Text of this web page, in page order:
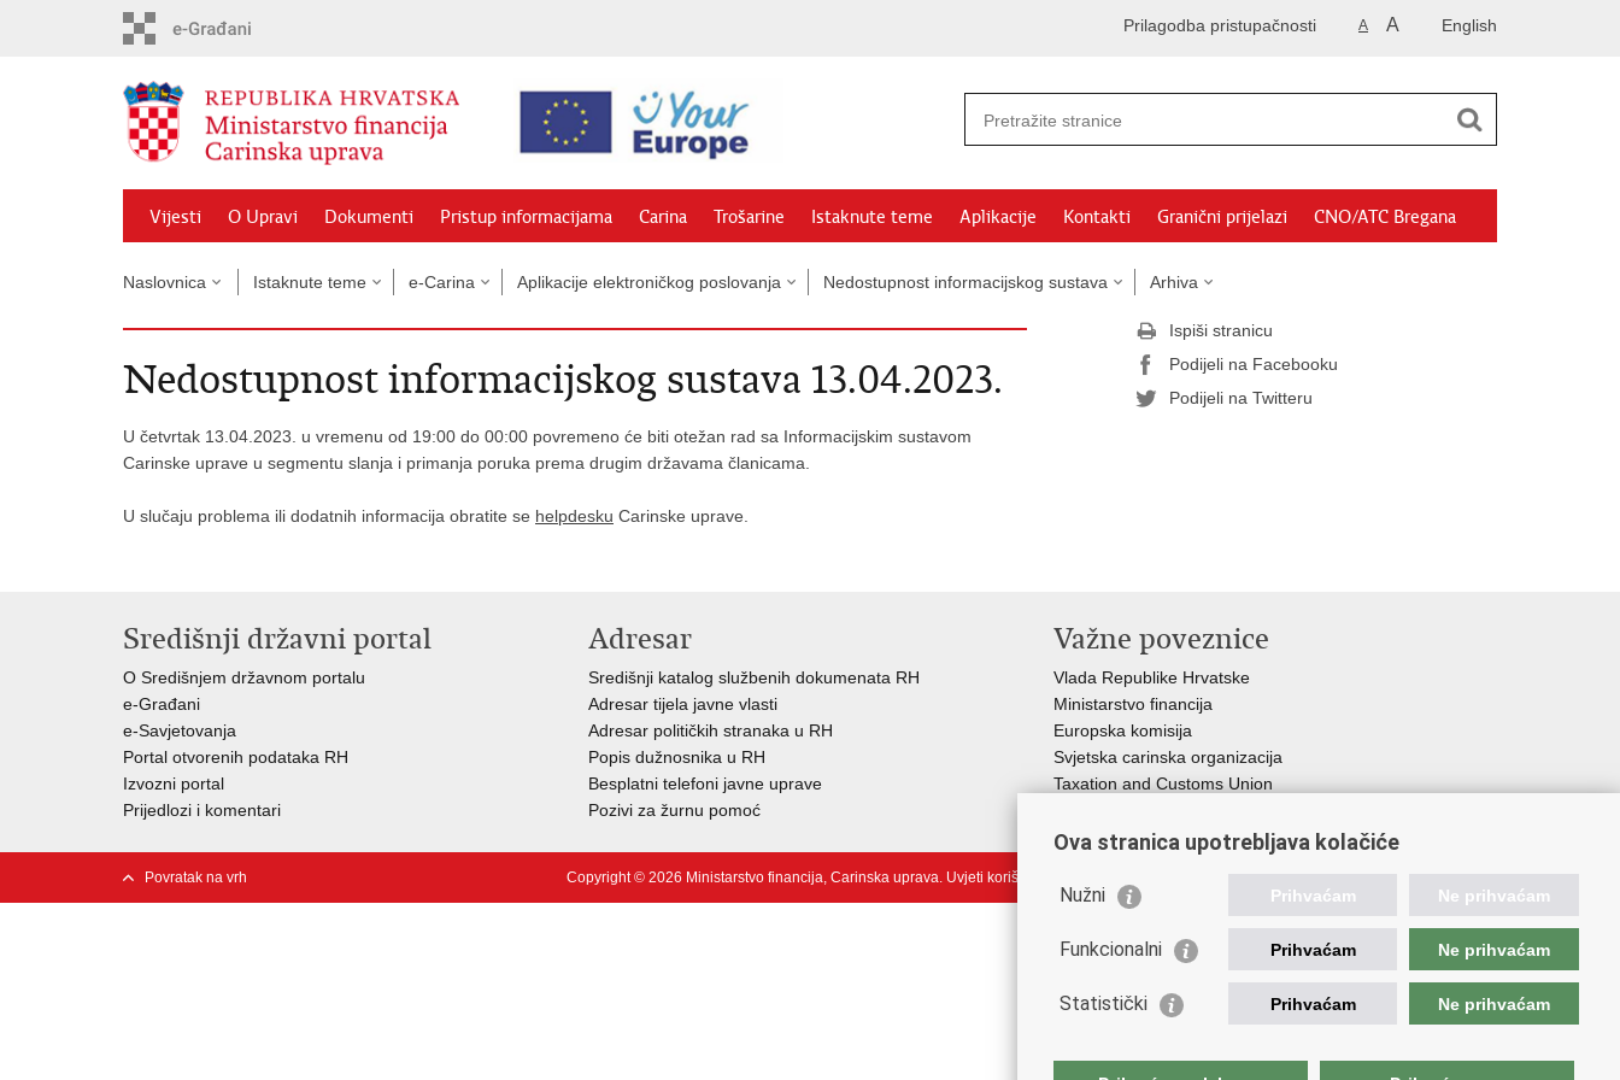
English
A A
Prilagodba pristupačnosti
Vijesti O Upravi Dokumenti Pristup informacijama Carina Trošarine Istaknute teme Aplikacije Kontakti Granični prijelazi CNO/ATC Bregana
Naslovnica Istaknute teme e-Carina Aplikacije elektroničkog poslovanja Nedostupnost informacijskog sustava Arhiva
Nedostupnost informacijskog sustava 13.04.2023.
U četvrtak 13.04.2023. u vremenu od 19:00 do 00:00 povremeno će biti otežan rad sa Informacijskim sustavom
Carinske uprave u segmentu slanja i primanja poruka prema drugim državama članicama.
U slučaju problema ili dodatnih informacija obratite se helpdesku Carinske uprave.
Ispiši stranicu
Podijeli na Facebooku
Podijeli na Twitteru
Središnji državni portal
O Središnjem državnom portalu
e-Građani
e-Savjetovanja
Portal otvorenih podataka RH
Izvozni portal
Prijedlozi i komentari
Adresar
Središnji katalog službenih dokumenata RH
Adresar tijela javne vlasti
Adresar političkih stranaka u RH
Popis dužnosnika u RH
Besplatni telefoni javne uprave
Pozivi za žurnu pomoć
Važne poveznice
Vlada Republike Hrvatske
Ministarstvo financija
Europska komisija
Svjetska carinska organizacija
Taxation and Customs Union
Povratak na vrh Copyright © 2026 Ministarstvo financija, Carinska uprava. Uvjeti korištenja
Ova stranica upotrebljava kolačiće
Nužni Prihvaćam Ne prihvaćam
Funkcionalni Prihvaćam Ne prihvaćam
Statistički Prihvaćam Ne prihvaćam